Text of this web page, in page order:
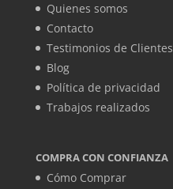
Quienes somos
Contacto
Testimonios de Clientes
Blog
Política de privacidad
Trabajos realizados
COMPRA CON CONFIANZA
Cómo Comprar